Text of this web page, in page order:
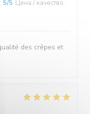
: 5/5 Цена / качество :
des crêpes et